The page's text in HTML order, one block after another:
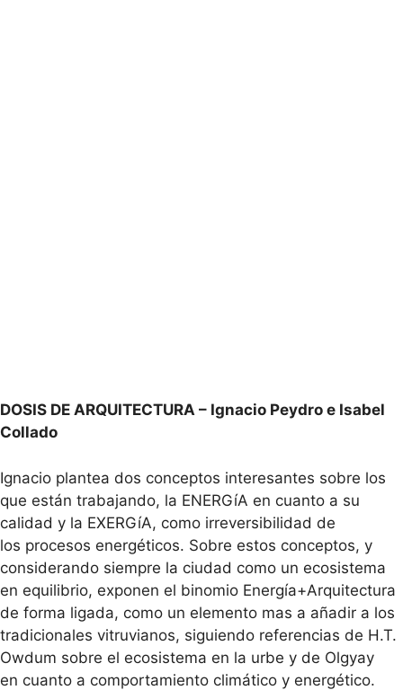
DOSIS DE ARQUITECTURA – Ignacio Peydro e Isabel
Collado
Ignacio plantea dos conceptos interesantes sobre los
que están trabajando, la ENERGíA en cuanto a su
calidad y la EXERGíA, como irreversibilidad de
los procesos energéticos. Sobre estos conceptos, y
considerando siempre la ciudad como un ecosistema
en equilibrio, exponen el binomio Energía+Arquitectura
de forma ligada, como un elemento mas a añadir a los
tradicionales vitruvianos, siguiendo referencias de H.T.
Owdum sobre el ecosistema en la urbe y de Olgyay
en cuanto a comportamiento climático y energético.